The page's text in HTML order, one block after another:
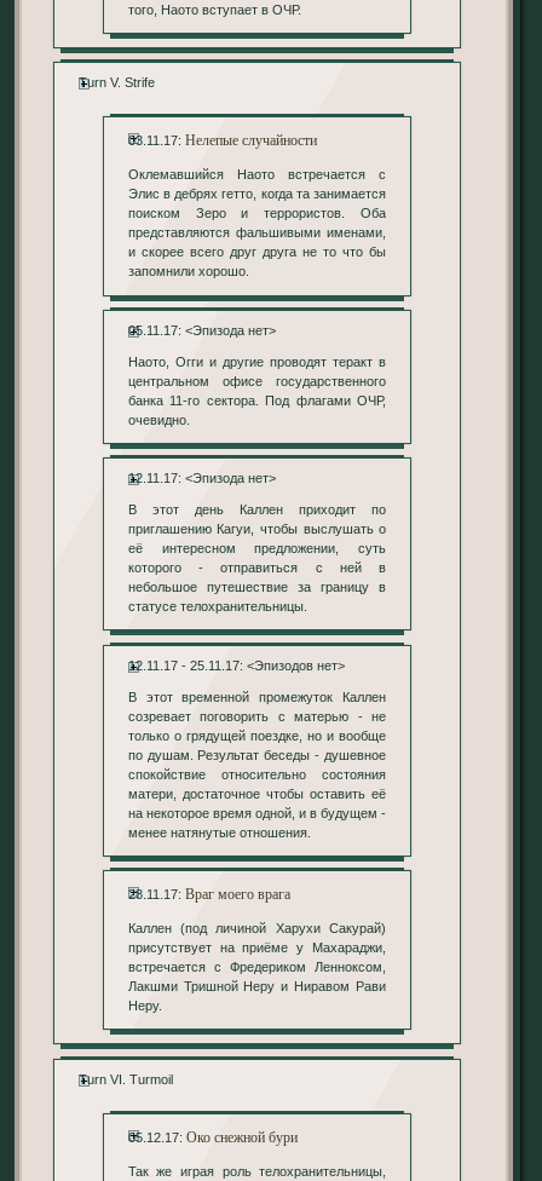
того, Наото вступает в ОЧР.
Turn V. Strife
03.11.17: Нелепые случайности
Оклемавшийся Наото встречается с
Элис в дебрях гетто, когда та занимается
поиском Зеро и террористов. Оба
представляются фальшивыми именами,
и скорее всего друг друга не то что бы
запомнили хорошо.
05.11.17: <Эпизода нет>
Наото, Огги и другие проводят теракт в
центральном офисе государственного
банка 11-го сектора. Под флагами ОЧР,
очевидно.
12.11.17: <Эпизода нет>
В этот день Каллен приходит по
приглашению Кагуи, чтобы выслушать о
её интересном предложении, суть
которого - отправиться с ней в
небольшое путешествие за границу в
статусе телохранительницы.
12.11.17 - 25.11.17: <Эпизодов нет>
В этот временной промежуток Каллен
созревает поговорить с матерью - не
только о грядущей поездке, но и вообще
по душам. Результат беседы - душевное
спокойствие относительно состояния
матери, достаточное чтобы оставить её
на некоторое время одной, и в будущем -
менее натянутые отношения.
28.11.17: Враг моего врага
Каллен (под личиной Харухи Сакурай)
присутствует на приёме у Махараджи,
встречается с Фредериком Ленноксом,
Лакшми Тришной Неру и Ниравом Рави
Неру.
Turn VI. Turmoil
05.12.17: Око снежной бури
Так же играя роль телохранительницы,